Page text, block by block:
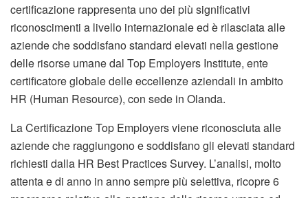
certificazione rappresenta uno dei più significativi
riconoscimenti a livello internazionale ed è rilasciata alle
aziende che soddisfano standard elevati nella gestione
delle risorse umane dal Top Employers Institute, ente
certificatore globale delle eccellenze aziendali in ambito
HR (Human Resource), con sede in Olanda.
La Certificazione Top Employers viene riconosciuta alle
aziende che raggiungono e soddisfano gli elevati standard
richiesti dalla HR Best Practices Survey. L’analisi, molto
attenta e di anno in anno sempre più selettiva, ricopre 6